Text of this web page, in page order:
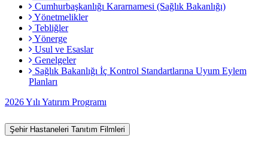
Cumhurbaşkanlığı Kararnamesi (Sağlık Bakanlığı)
Yönetmelikler
Tebliğler
Yönerge
Usul ve Esaslar
Genelgeler
Sağlık Bakanlığı İç Kontrol Standartlarına Uyum Eylem
Planları
2026 Yılı Yatırım Programı
Şehir Hastaneleri Tanıtım Filmleri